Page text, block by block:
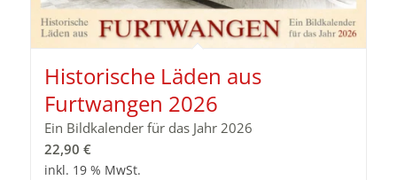
Historische Läden aus
Furtwangen 2026
Ein Bildkalender für das Jahr 2026
22,90 €
inkl. 19 % MwSt.